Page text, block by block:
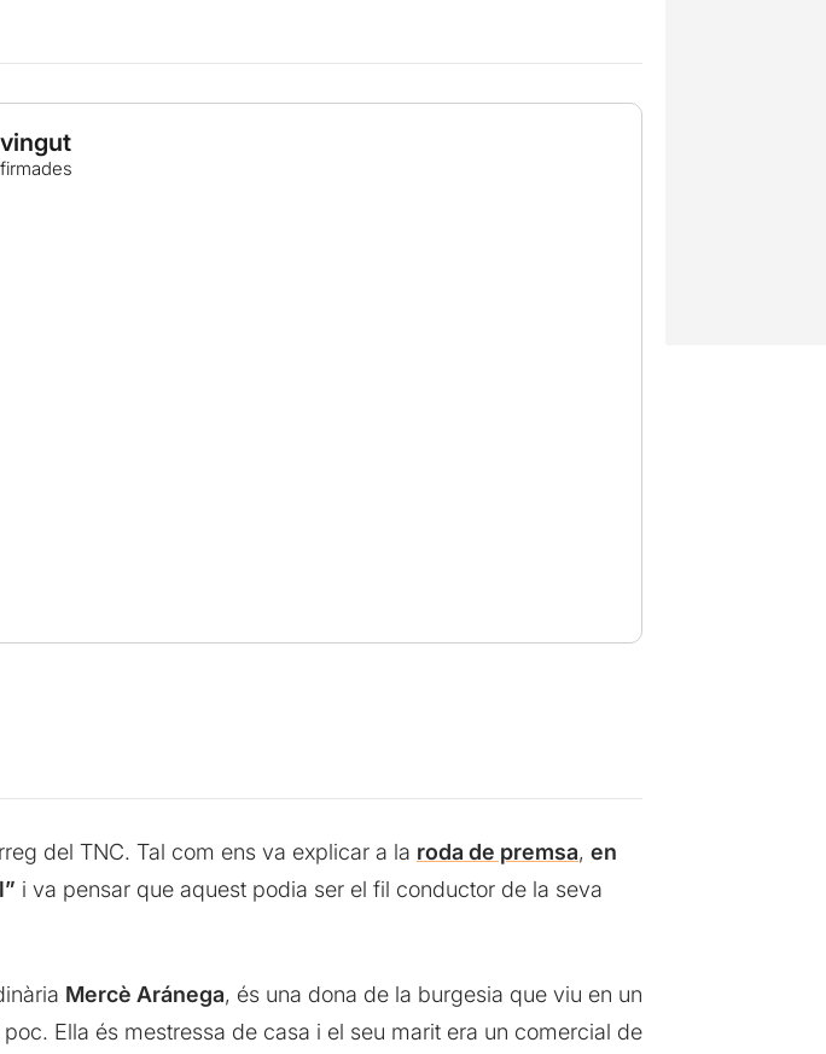
del TNC. Tal com ens va explicar a la roda de premsa, en
i va pensar que aquest podia ser el fil conductor de la seva
Mercè Aránega, és una dona de la burgesia que viu en un
Ella és mestressa de casa i el seu marit era un comercial de